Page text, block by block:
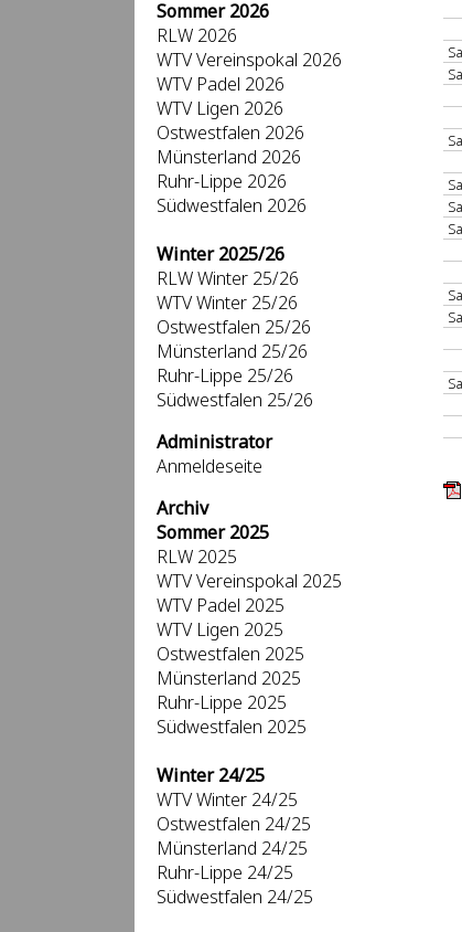
Sommer 2026
RLW 2026
WTV Vereinspokal 2026
WTV Padel 2026
WTV Ligen 2026
Ostwestfalen 2026
Münsterland 2026
Ruhr-Lippe 2026
Südwestfalen 2026
Winter 2025/26
RLW Winter 25/26
WTV Winter 25/26
Ostwestfalen 25/26
Münsterland 25/26
Ruhr-Lippe 25/26
Südwestfalen 25/26
Administrator
Anmeldeseite
Archiv
Sommer 2025
RLW 2025
WTV Vereinspokal 2025
WTV Padel 2025
WTV Ligen 2025
Ostwestfalen 2025
Münsterland 2025
Ruhr-Lippe 2025
Südwestfalen 2025
Winter 24/25
WTV Winter 24/25
Ostwestfalen 24/25
Münsterland 24/25
Ruhr-Lippe 24/25
Südwestfalen 24/25